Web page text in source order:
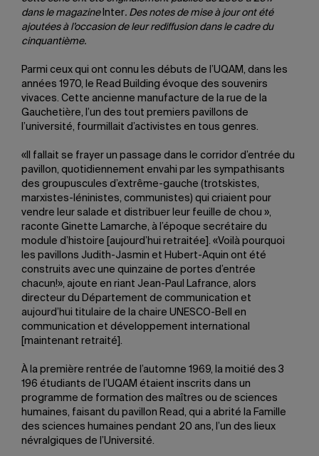
dans le magazine Inter. Des notes de mise à jour ont été
ajoutées à l’occasion de leur rediffusion dans le cadre du
cinquantième.
Parmi ceux qui ont connu les débuts de l’UQAM, dans les
années 1970, le Read Building évoque des souvenirs
vivaces. Cette ancienne manufacture de la rue de la
Gauchetière, l’un des tout premiers pavillons de
l’université, fourmillait d’activistes en tous genres.
«Il fallait se frayer un passage dans le corridor d’entrée du
pavillon, quotidiennement envahi par les sympathisants
des groupuscules d’extrême-gauche (trotskistes,
marxistes-léninistes, communistes) qui criaient pour
vendre leur salade et distribuer leur feuille de chou »,
raconte Ginette Lamarche, à l’époque secrétaire du
module d’histoire [aujourd’hui retraitée]. «Voilà pourquoi
les pavillons Judith-Jasmin et Hubert-Aquin ont été
construits avec une quinzaine de portes d’entrée
chacun!», ajoute en riant Jean-Paul Lafrance, alors
directeur du Département de communication et
aujourd’hui titulaire de la chaire UNESCO-Bell en
communication et développement international
[maintenant retraité].
À la première rentrée de l’automne 1969, la moitié des 3
196 étudiants de l’UQAM étaient inscrits dans un
programme de formation des maîtres ou de sciences
humaines, faisant du pavillon Read, qui a abrité la Famille
des sciences humaines pendant 20 ans, l’un des lieux
névralgiques de l’Université.